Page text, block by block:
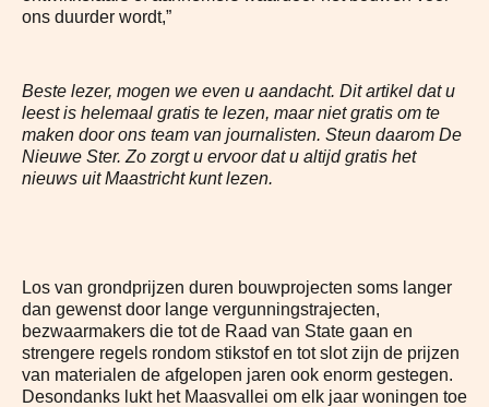
ons duurder wordt,”
Beste lezer, mogen we even u aandacht. Dit artikel dat u
leest is helemaal gratis te lezen, maar niet gratis om te
maken door ons team van journalisten. Steun daarom De
Nieuwe Ster. Zo zorgt u ervoor dat u altijd gratis het
nieuws uit Maastricht kunt lezen.
Los van grondprijzen duren bouwprojecten soms langer
dan gewenst door lange vergunningstrajecten,
bezwaarmakers die tot de Raad van State gaan en
strengere regels rondom stikstof en tot slot zijn de prijzen
van materialen de afgelopen jaren ook enorm gestegen.
Desondanks lukt het Maasvallei om elk jaar woningen toe